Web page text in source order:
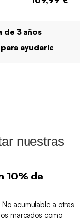
de 3 años
ayudarle
nuestras
10% de
acumulable a otras
marcados como